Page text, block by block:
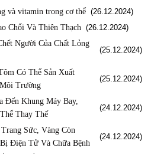
và vitamin trong cơ thể (26.12.2024)
Chổi Và Thiên Thạch (26.12.2024)
Người Của Chất Lỏng
(25.12.2024)
Có Thể Sản Xuất
Trường
(25.12.2024)
Đến Khung Máy Bay,
Thay Thế
(24.12.2024)
Sức, Vàng Còn
Điện Tử Và Chữa Bệnh
(24.12.2024)